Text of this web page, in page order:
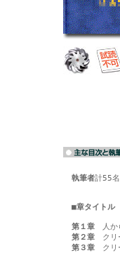
執筆者計55名
■章タイトル
第１章
第２章
第３章